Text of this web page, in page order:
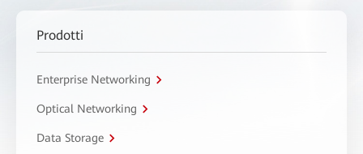
Prodotti
Enterprise Networking
Optical Networking
Data Storage